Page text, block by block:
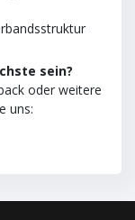
sein?
oder weitere
uns: